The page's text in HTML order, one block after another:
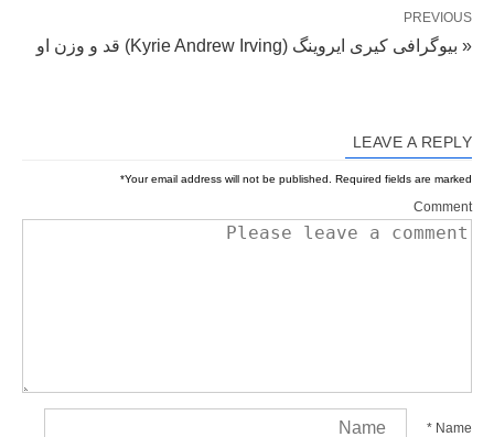
PREVIOUS
« بیوگرافی کیری ایروینگ (Kyrie Andrew Irving) قد و وزن او
LEAVE A REPLY
Your email address will not be published. Required fields are marked
*
Comment
Name
*